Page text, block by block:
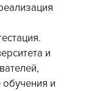
и
обучения и